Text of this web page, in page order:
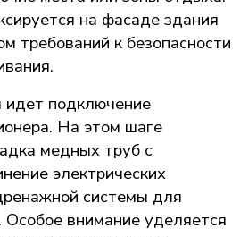
на фасаде здания
требований к безопасности
подключение
На этом шаге
медных труб с
электрических
системы для
Особое внимание уделяется